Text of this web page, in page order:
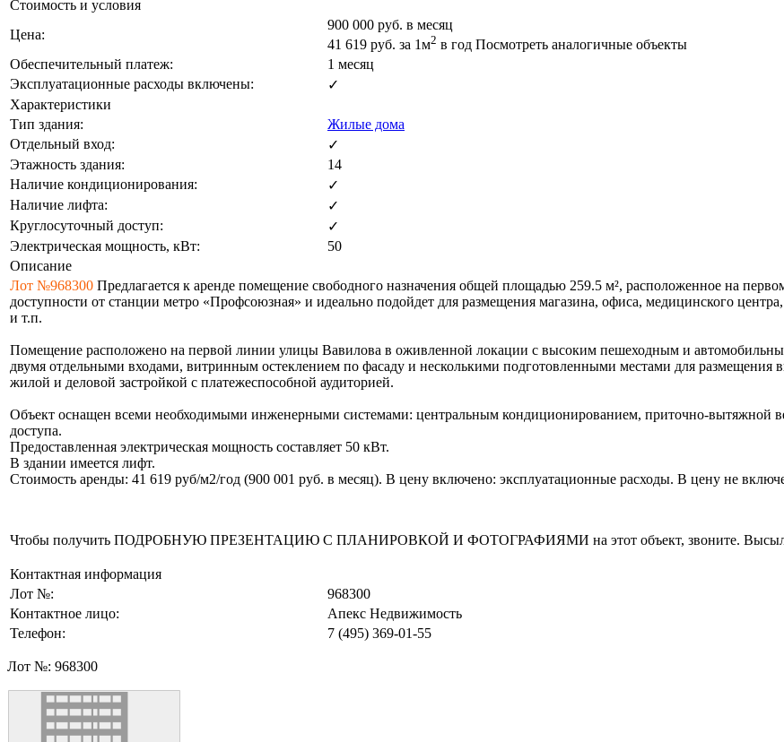
Стоимость и условия
Цена:
900 000 руб. в месяц
41 619 руб. за 1м2 в год Посмотреть аналогичные объекты
Обеспечительный платеж:
1 месяц
Эксплуатационные расходы включены:
✓
Характеристики
Тип здания:
Жилые дома
Отдельный вход:
✓
Этажность здания:
14
Наличие кондиционирования:
✓
Наличие лифта:
✓
Круглосуточный доступ:
✓
Электрическая мощность, кВт:
50
Описание
Лот №968300 Предлагается к аренде помещение свободного назначения общей площадью 259.5 м², расположенное на
доступности от станции метро «Профсоюзная» и идеально подойдет для размещения магазина, офиса, медицинского
и т.п.
Помещение расположено на первой линии улицы Вавилова в оживленной локации с высоким пешеходным и
двумя отдельными входами, витринным остеклением по фасаду и несколькими подготовленными местами для размещения
жилой и деловой застройкой с платежеспособной аудиторией.
Объект оснащен всеми необходимыми инженерными системами: центральным кондиционированием, приточно-вытяжной
доступа.
Предоставленная электрическая мощность составляет 50 кВт.
В здании имеется лифт.
Стоимость аренды: 41 619 руб/м2/год (900 001 руб. в месяц). В цену включено: эксплуатационные расходы. В цену не
Чтобы получить ПОДРОБНУЮ ПРЕЗЕНТАЦИЮ С ПЛАНИРОВКОЙ И ФОТОГРАФИЯМИ на этот объект, звоните. Высылаем
Контактная информация
Лот №:
968300
Контактное лицо:
Апекс Недвижимость
Телефон:
7 (495) 369-01-55
Лот №: 968300